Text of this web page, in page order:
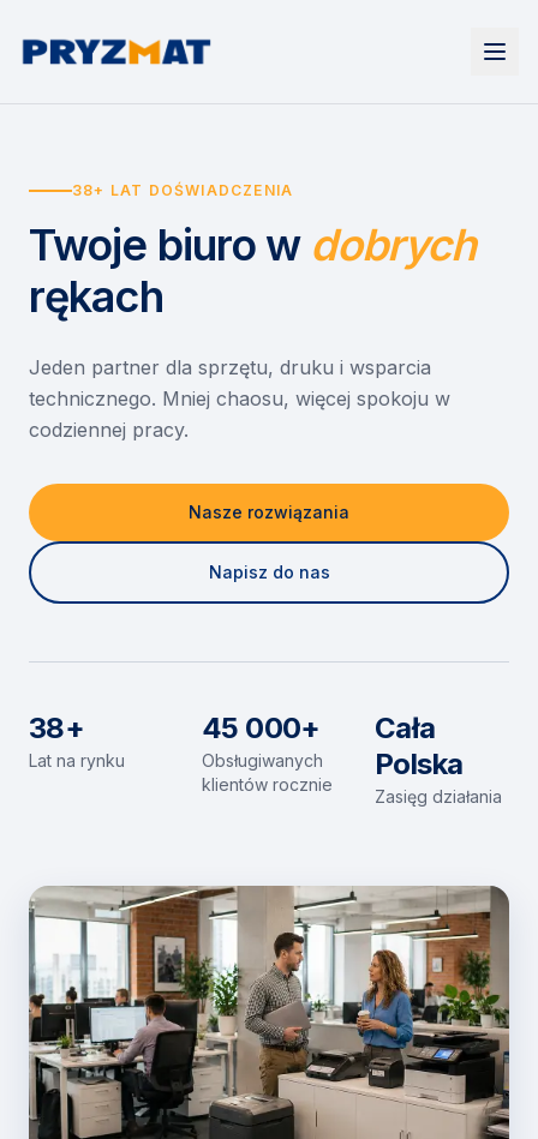
Urządzenia
Drukarki i urządzenia wielofunkcyjne
Etykiety i identyfikacja
Skanery i obieg dokumentów
Monitory interaktywne
Niszczarki dokumentów
Wynajem drukarek
Wynajem urządzeń biurowych
Asystent druku
EZD RP
Misja szkoła
Serwis
O nas
Kontakt
38+ LAT DOŚWIADCZENIA
Twoje biuro w dobrych
rękach
Jeden partner dla sprzętu, druku i wsparcia
technicznego. Mniej chaosu, więcej spokoju w
codziennej pracy.
Nasze rozwiązania
Napisz do nas
38+
Lat na rynku
45 000+
Obsługiwanych
klientów rocznie
Cała
Polska
Zasięg działania